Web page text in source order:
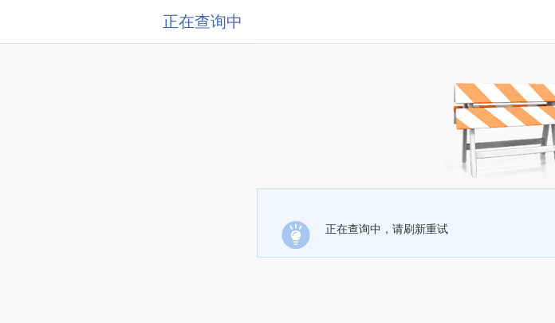
正在查询中
正在查询中，请刷新重试